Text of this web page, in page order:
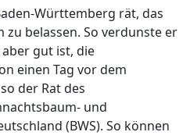
Württemberg rät, das
zu belassen. So verdunste er
aber gut ist, die
einen Tag vor dem
der Rat des
und
(BWS). So können